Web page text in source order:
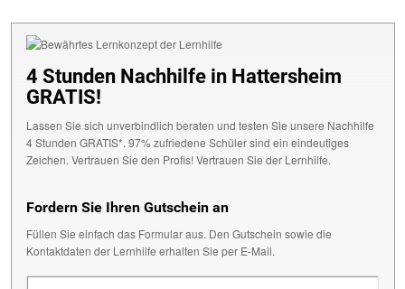
4 Stunden Nachhilfe in Hattersheim
GRATIS!
Lassen Sie sich unverbindlich beraten und testen Sie unsere Nachhilfe
4 Stunden GRATIS*. 97% zufriedene Schüler sind ein eindeutiges
Zeichen. Vertrauen Sie den Profis! Vertrauen Sie der Lernhilfe.
Fordern Sie Ihren Gutschein an
Füllen Sie einfach das Formular aus. Den Gutschein sowie die
Kontaktdaten der Lernhilfe erhalten Sie per E-Mail.